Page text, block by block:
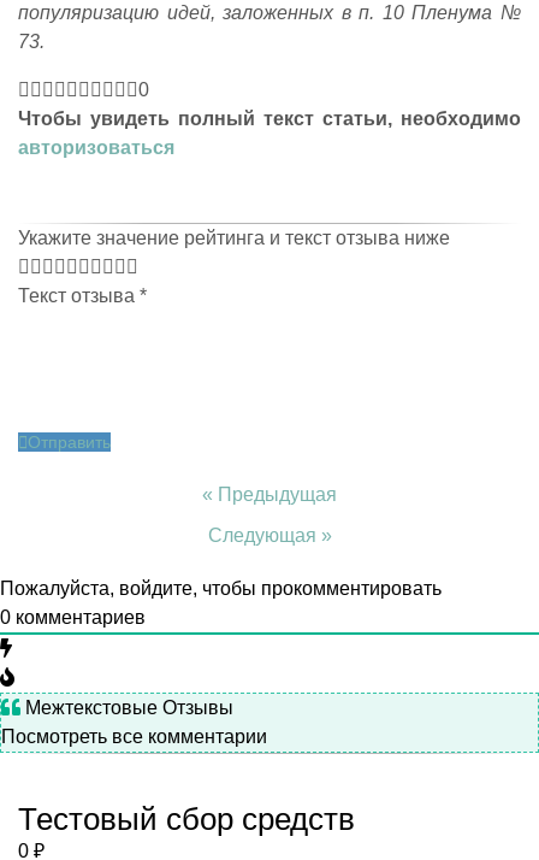
популяризацию идей, заложенных в п. 10 Пленума №
73.
0
Чтобы увидеть полный текст статьи, необходимо
авторизоваться
Укажите значение рейтинга и текст отзыва ниже
Текст отзыва *
Отправить
« Предыдущая
Следующая »
Пожалуйста, войдите, чтобы прокомментировать
0 комментариев
Межтекстовые Отзывы
Посмотреть все комментарии
Тестовый сбор средств
0 ₽